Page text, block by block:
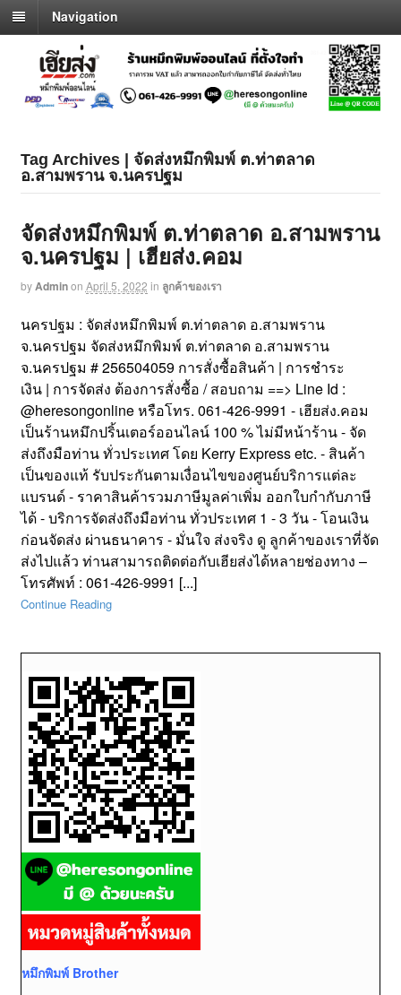
Navigation
Tag Archives | จัดส่งหมึกพิมพ์ ต.ท่าตลาด
อ.สามพราน จ.นครปฐม
จัดส่งหมึกพิมพ์ ต.ท่าตลาด อ.สามพราน
จ.นครปฐม | เฮียส่ง.คอม
byAdminon April 5, 2022 in ลูกค้าของเรา
นครปฐม : จัดส่งหมึกพิมพ์ ต.ท่าตลาด อ.สามพราน
จ.นครปฐม จัดส่งหมึกพิมพ์ ต.ท่าตลาด อ.สามพราน
จ.นครปฐม # 256504059 การสั่งซื้อสินค้า | การชำระ
เงิน | การจัดส่ง ต้องการสั่งซื้อ / สอบถาม ==> Line Id :
@heresongonline หรือโทร. 061-426-9991 - เฮียส่ง.คอม
เป็นร้านหมึกปริ้นเตอร์ออนไลน์ 100 % ไม่มีหน้าร้าน - จัด
ส่งถึงมือท่าน ทั่วประเทศ โดย Kerry Express etc. - สินค้า
เป็นของแท้ รับประกันตามเงื่อนไขของศูนย์บริการแต่ละ
แบรนด์ - ราคาสินค้ารวมภาษีมูลค่าเพิ่ม ออกใบกำกับภาษี
ได้ - บริการจัดส่งถึงมือท่าน ทั่วประเทศ 1 - 3 วัน - โอนเงิน
ก่อนจัดส่ง ผ่านธนาคาร - มั่นใจ ส่งจริง ดู ลูกค้าของเราที่จัด
ส่งไปแล้ว ท่านสามารถติดต่อกับเฮียส่งได้หลายช่องทาง –
โทรศัพท์ : 061-426-9991 [...]
Continue Reading
หมึกพิมพ์ Brother